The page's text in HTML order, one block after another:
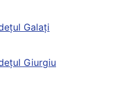
Galaţi
Giurgiu